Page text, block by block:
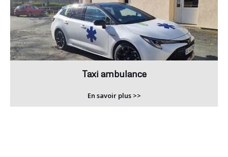
Taxi ambulance
En savoir plus >>